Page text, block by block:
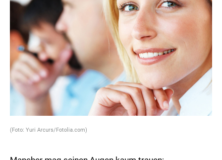
(Foto: Yuri Arcurs/Fotolia.com)